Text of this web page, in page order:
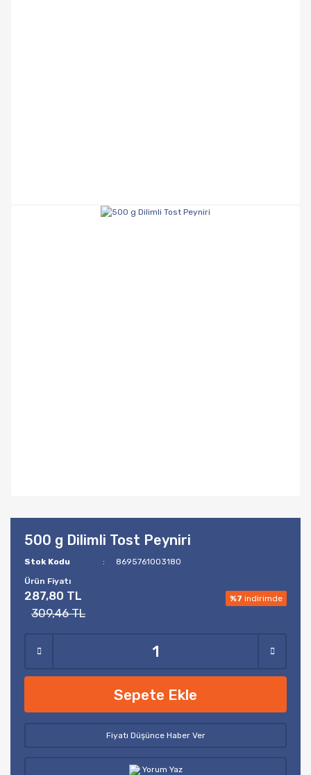
500 g Dilimli Tost Peyniri
Stok Kodu
8695761003180
Ürün Fiyatı
287,80 TL
309,46 TL
%7 indirimde
Sepete Ekle
Fiyatı Düşünce Haber Ver
Yorum Yaz